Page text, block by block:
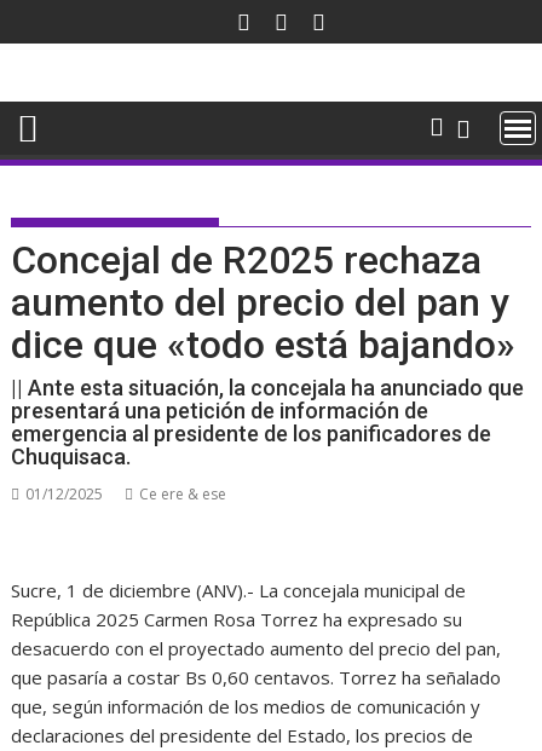
al
Concejal de R2025 rechaza
aumento del precio del pan y
dice que «todo está bajando»
|| Ante esta situación, la concejala ha anunciado que
presentará una petición de información de
emergencia al presidente de los panificadores de
Chuquisaca.
01/12/2025 Ce ere & ese
Sucre, 1 de diciembre (ANV).- La concejala municipal de
República 2025 Carmen Rosa Torrez ha expresado su
desacuerdo con el proyectado aumento del precio del pan,
que pasaría a costar Bs 0,60 centavos. Torrez ha señalado
que, según información de los medios de comunicación y
declaraciones del presidente del Estado, los precios de